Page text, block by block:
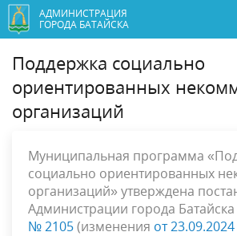
АДМИНИСТРАЦИЯ
ГОРОДА БАТАЙСКА
Поддержка социально
ориентированных
организаций
Муниципальная программа
социально ориентированных
организаций» утверждена
Администрации города Батайска
№ 2105(изменения от